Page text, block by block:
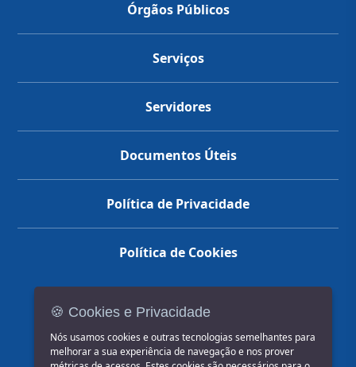
Órgãos Públicos
Serviços
Servidores
Documentos Úteis
Política de Privacidade
Política de Cookies
🍪 Cookies e Privacidade
Nós usamos cookies e outras tecnologias semelhantes para
melhorar a sua experiência de navegação e nos prover